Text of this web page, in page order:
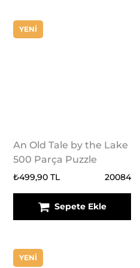
YENİ
An Old Tale by the Lake
500 Parça Puzzle
₺499,90 TL 20084
Sepete Ekle
YENİ